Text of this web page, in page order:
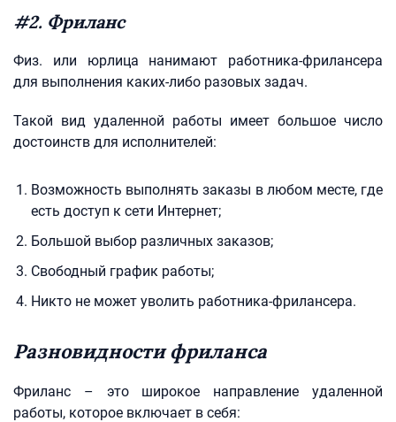
#2. Фриланс
Физ. или юрлица нанимают работника-фрилансера
для выполнения каких-либо разовых задач.
Такой вид удаленной работы имеет большое число
достоинств для исполнителей:
Возможность выполнять заказы в любом месте, где
есть доступ к сети Интернет;
Большой выбор различных заказов;
Свободный график работы;
Никто не может уволить работника-фрилансера.
Разновидности фриланса
Фриланс – это широкое направление удаленной
работы, которое включает в себя: